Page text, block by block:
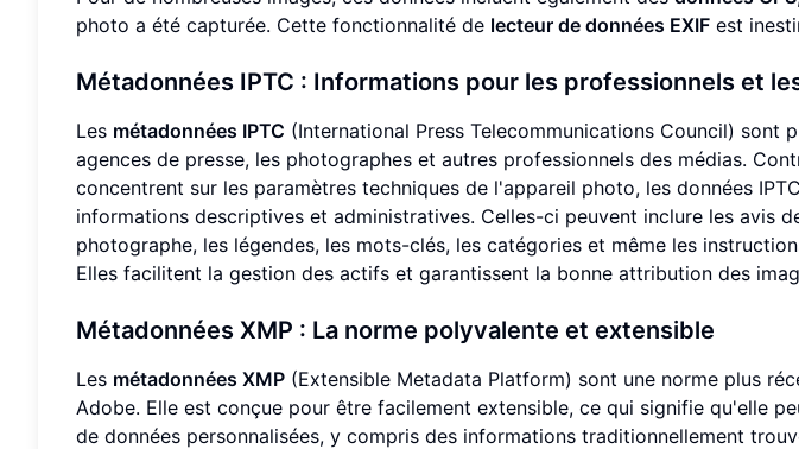
photo a été capturée. Cette fonctionnalité de lecteur de données EXIF est
Métadonnées IPTC : Informations pour les professionnels et
Les métadonnées IPTC (International Press Telecommunications Council) sont
agences de presse, les photographes et autres professionnels des médias.
concentrent sur les paramètres techniques de l'appareil photo, les données
informations descriptives et administratives. Celles-ci peuvent inclure les avis
photographe, les légendes, les mots-clés, les catégories et même les
Elles facilitent la gestion des actifs et garantissent la bonne attribution des
Métadonnées XMP : La norme polyvalente et extensible
Les métadonnées XMP (Extensible Metadata Platform) sont une norme plus
Adobe. Elle est conçue pour être facilement extensible, ce qui signifie qu'elle
de données personnalisées, y compris des informations traditionnellement